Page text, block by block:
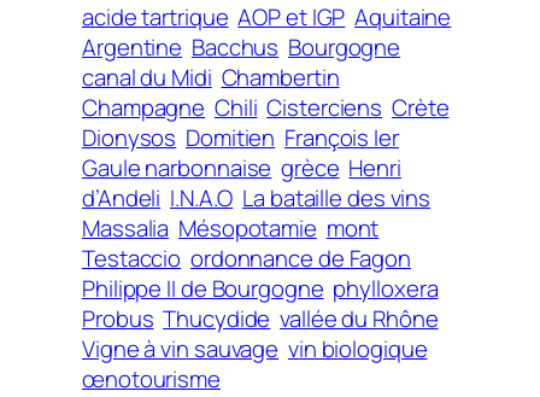
acide tartrique AOP et IGP Aquitaine
Argentine Bacchus Bourgogne
canal du Midi Chambertin
Champagne Chili Cisterciens Crète
Dionysos Domitien François Ier
Gaule narbonnaise grèce Henri
d’Andeli I.N.A.O La bataille des vins
Massalia Mésopotamie mont
Testaccio ordonnance de Fagon
Philippe II de Bourgogne phylloxera
Probus Thucydide vallée du Rhône
Vigne à vin sauvage vin biologique
œnotourisme